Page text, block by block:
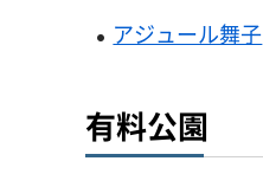
アジュール舞子
有料公園